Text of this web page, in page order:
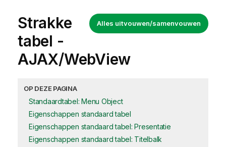
Alles uitvouwen/samenvouwen
Strakke
tabel -
AJAX/WebView
OP DEZE PAGINA
Standaardtabel: Menu Object
Eigenschappen standaard tabel
Eigenschappen standaard tabel: Presentatie
Eigenschappen standaard tabel: Titelbalk